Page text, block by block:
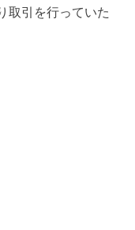
取引を行っていた